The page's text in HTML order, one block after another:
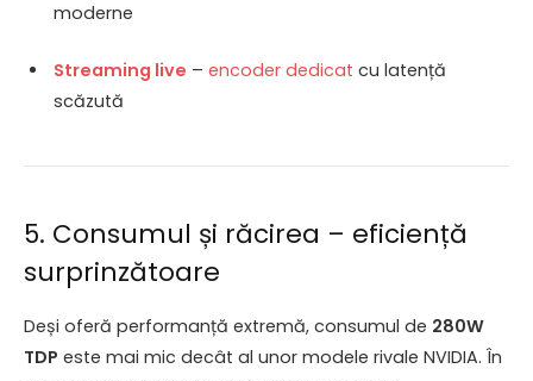
moderne
Streaming live – encoder dedicat cu latență
scăzută
5. Consumul și răcirea – eficiență
surprinzătoare
Deși oferă performanță extremă, consumul de 280W
TDP este mai mic decât al unor modele rivale NVIDIA. În